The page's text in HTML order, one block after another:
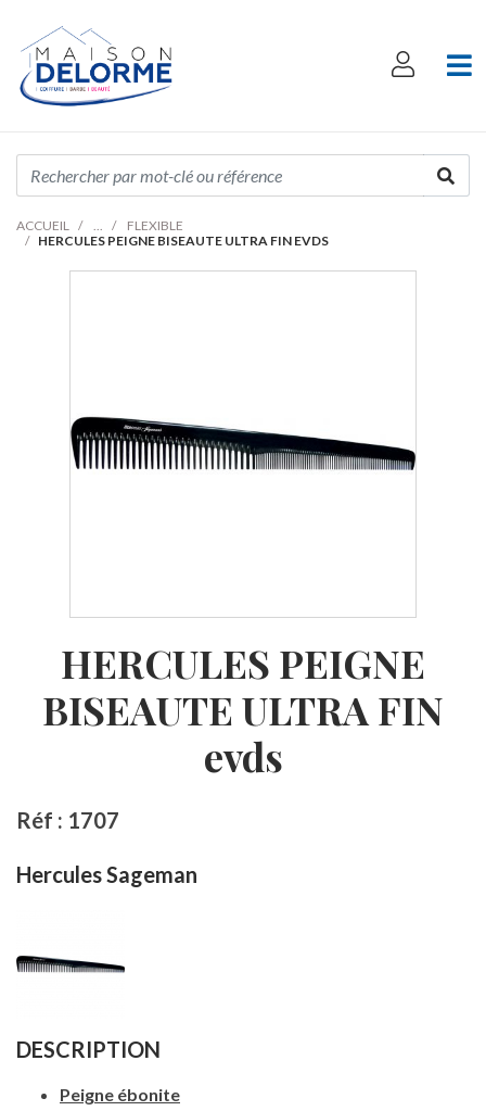
ACCUEIL
FLEXIBLE
HERCULES PEIGNE BISEAUTE ULTRA FIN EVDS
HERCULES PEIGNE
BISEAUTE ULTRA FIN
evds
Réf : 1707
Hercules Sageman
DESCRIPTION
Peigne ébonite